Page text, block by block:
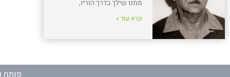
ממנו שילך בדרך הוריו,
קרא עוד »